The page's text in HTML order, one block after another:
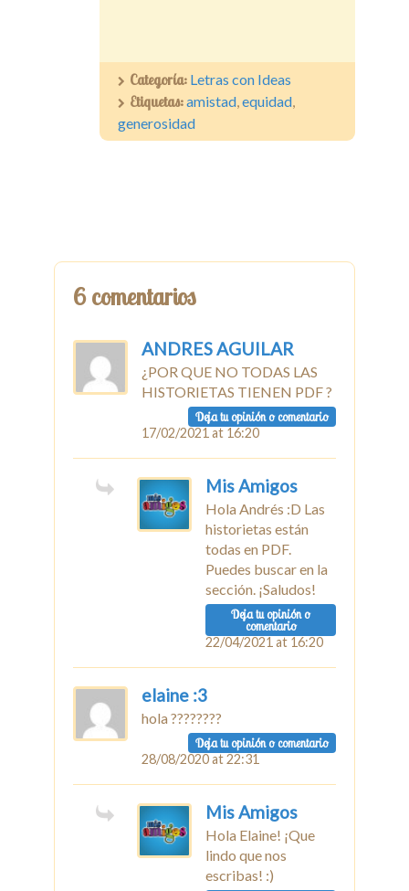
Categoría: Letras con Ideas
Etiquetas:amistad,equidad,
generosidad
6 comentarios
ANDRES AGUILAR
¿POR QUE NO TODAS LAS
HISTORIETAS TIENEN PDF ?
Deja tu opinión o comentario
17/02/2021 at 16:20
Mis Amigos
Hola Andrés :D Las
historietas están
todas en PDF.
Puedes buscar en la
sección. ¡Saludos!
Deja tu opinión o
comentario
22/04/2021 at 16:20
elaine :3
hola ????????
Deja tu opinión o comentario
28/08/2020 at 22:31
Mis Amigos
Hola Elaine! ¡Que
lindo que nos
escribas! :)